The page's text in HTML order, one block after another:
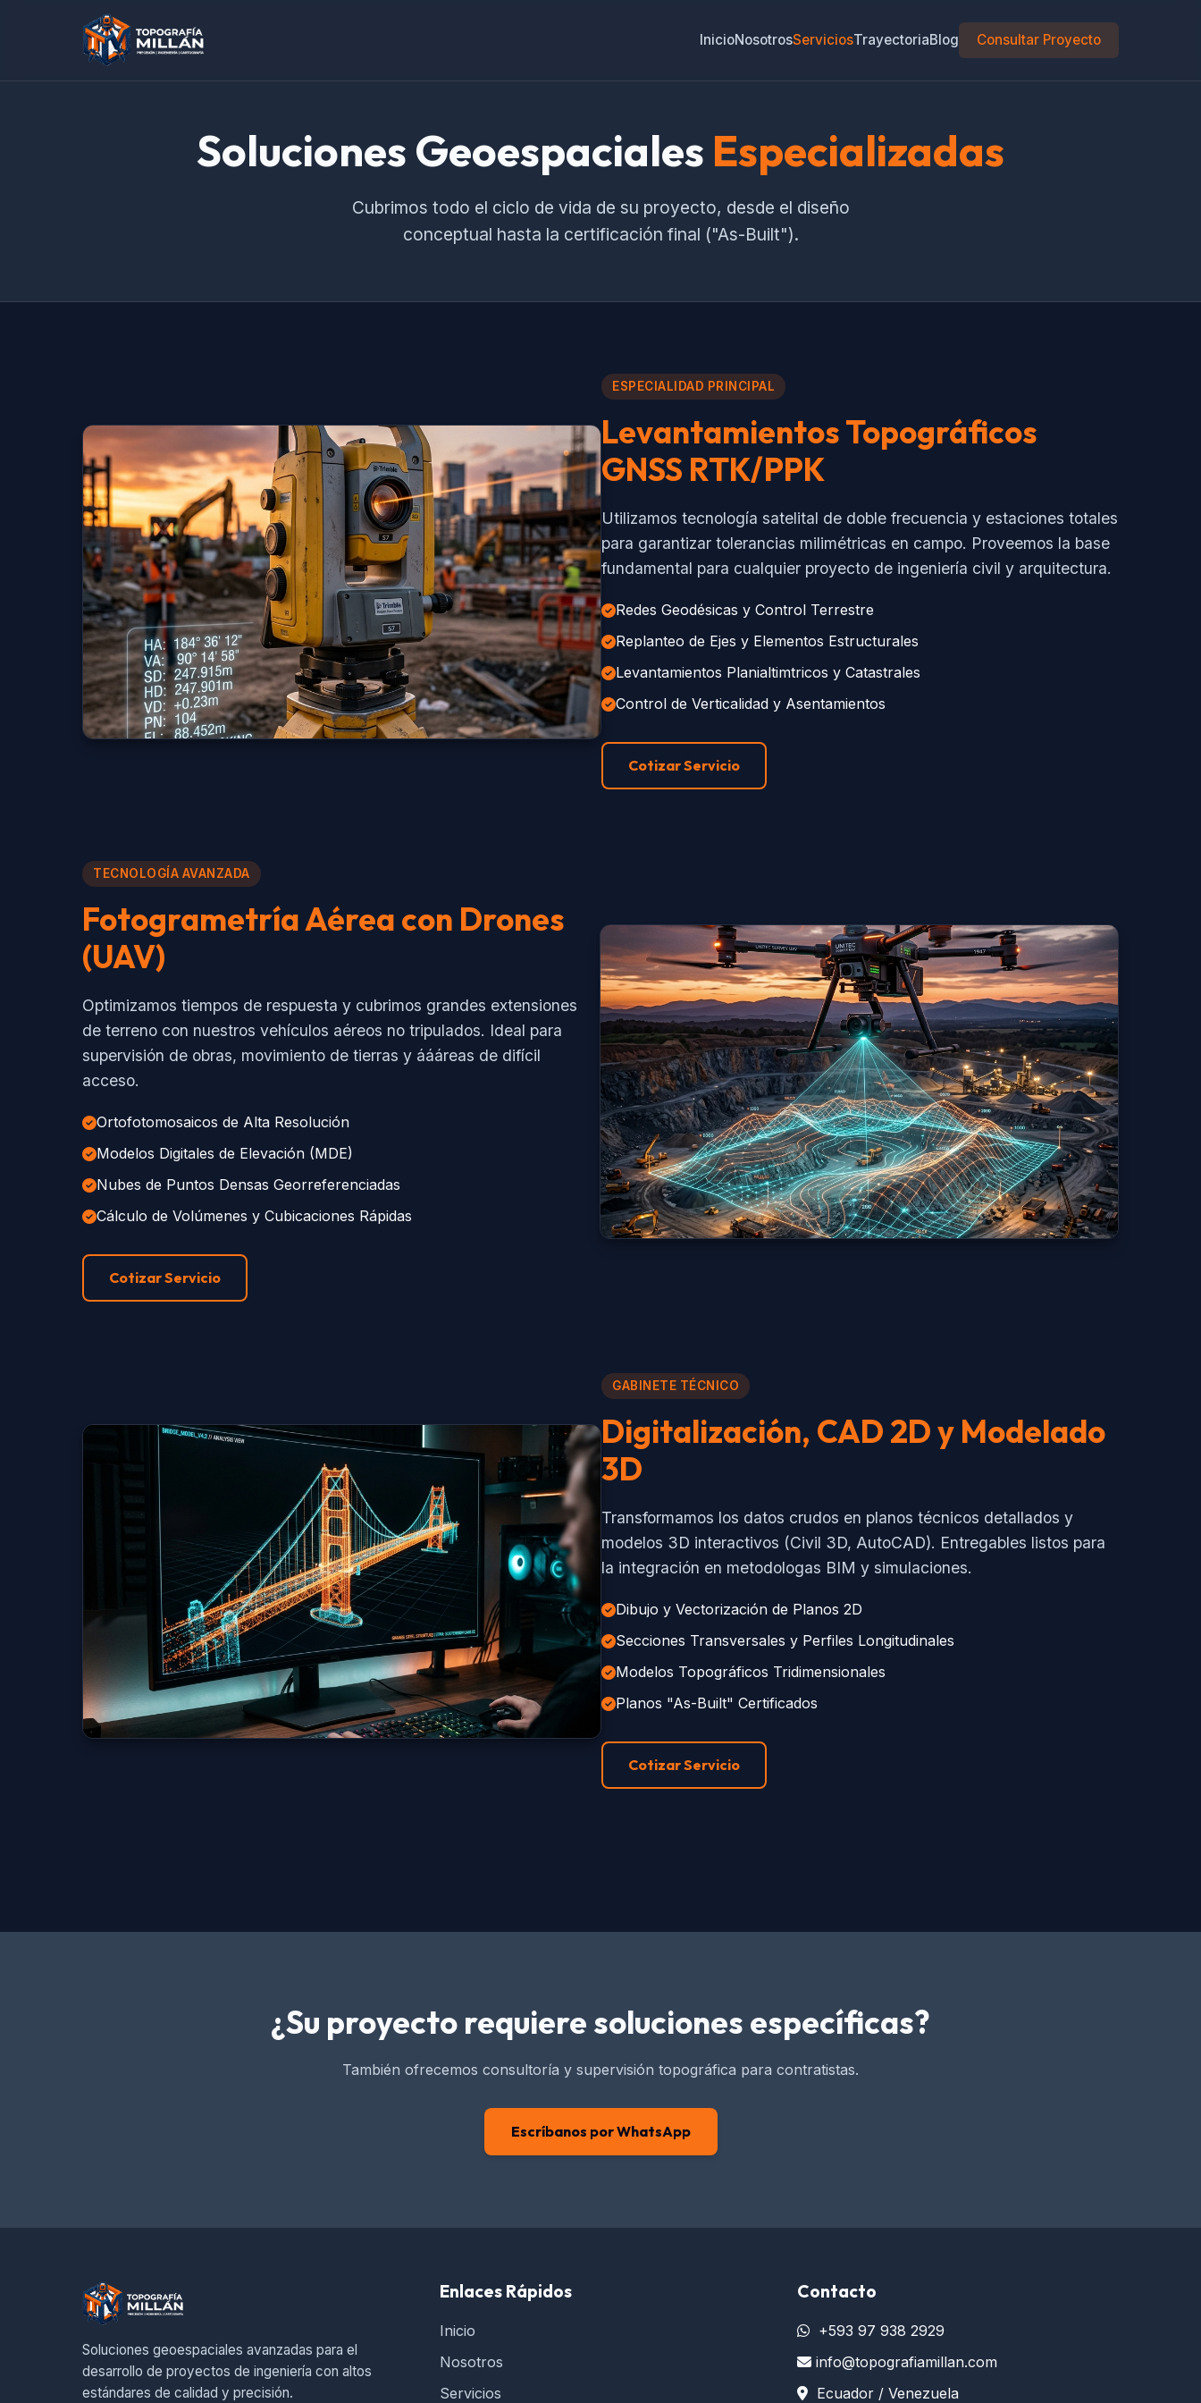
InicioNosotrosServiciosTrayectoriaBlog Consultar Proyecto
Soluciones Geoespaciales Especializadas
Cubrimos todo el ciclo de vida de su proyecto, desde el diseño
conceptual hasta la certificación final ("As-Built").
ESPECIALIDAD PRINCIPAL
Levantamientos Topográficos
GNSS RTK/PPK
Utilizamos tecnología satelital de doble frecuencia y estaciones totales
para garantizar tolerancias milimétricas en campo. Proveemos la base
fundamental para cualquier proyecto de ingeniería civil y arquitectura.
Redes Geodésicas y Control Terrestre
Replanteo de Ejes y Elementos Estructurales
Levantamientos Planialtimtricos y Catastrales
Control de Verticalidad y Asentamientos
Cotizar Servicio
TECNOLOGÍA AVANZADA
Fotogrametría Aérea con Drones
(UAV)
Optimizamos tiempos de respuesta y cubrimos grandes extensiones
de terreno con nuestros vehículos aéreos no tripulados. Ideal para
supervisión de obras, movimiento de tierras y áááreas de difícil
acceso.
Ortofotomosaicos de Alta Resolución
Modelos Digitales de Elevación (MDE)
Nubes de Puntos Densas Georreferenciadas
Cálculo de Volúmenes y Cubicaciones Rápidas
Cotizar Servicio
GABINETE TÉCNICO
Digitalización, CAD 2D y Modelado
3D
Transformamos los datos crudos en planos técnicos detallados y
modelos 3D interactivos (Civil 3D, AutoCAD). Entregables listos para
la integración en metodologas BIM y simulaciones.
Dibujo y Vectorización de Planos 2D
Secciones Transversales y Perfiles Longitudinales
Modelos Topográficos Tridimensionales
Planos "As-Built" Certificados
Cotizar Servicio
¿Su proyecto requiere soluciones específicas?
También ofrecemos consultoría y supervisión topográfica para contratistas.
Escríbanos por WhatsApp
Soluciones geoespaciales avanzadas para el
desarrollo de proyectos de ingeniería con altos
estándares de calidad y precisión.
Enlaces Rápidos
Inicio
Nosotros
Servicios
Contacto
+593 97 938 2929
info@topografiamillan.com
Ecuador / Venezuela